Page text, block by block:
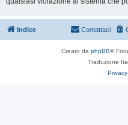
Indice Contattaci
Creato da phpBB®
Traduzione
Privacy